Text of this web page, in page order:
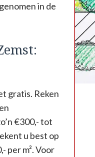
in de
gratis. Reken
€300,- tot
u best op
per m². Voor